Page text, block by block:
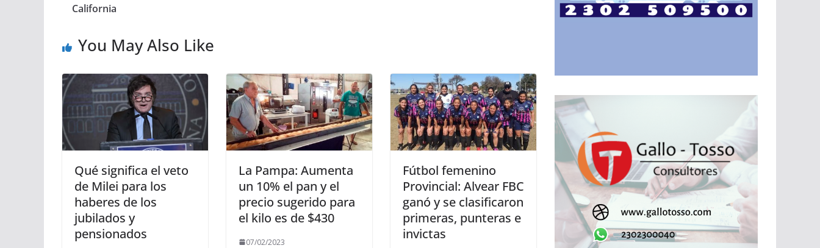
California
You May Also Like
Qué significa el veto
de Milei para los
haberes de los
jubilados y
pensionados
La Pampa: Aumenta
un 10% el pan y el
precio sugerido para
el kilo es de $430
07/02/2023
Fútbol femenino
Provincial: Alvear FBC
ganó y se clasificaron
primeras, punteras e
invictas